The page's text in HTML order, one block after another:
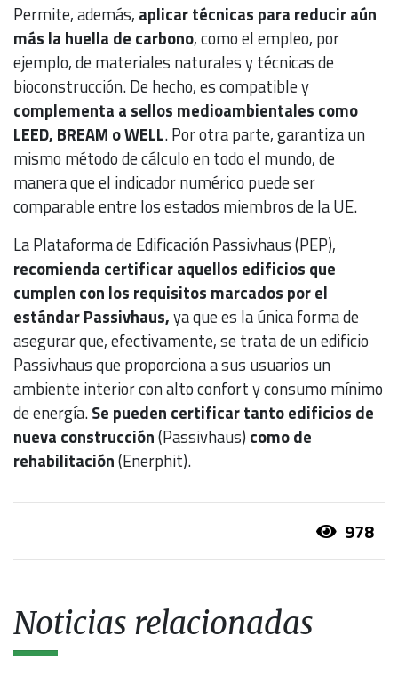
Permite, además, aplicar técnicas para reducir aún
más la huella de carbono, como el empleo, por
ejemplo, de materiales naturales y técnicas de
bioconstrucción. De hecho, es compatible y
complementa a sellos medioambientales como
LEED, BREAM o WELL. Por otra parte, garantiza un
mismo método de cálculo en todo el mundo, de
manera que el indicador numérico puede ser
comparable entre los estados miembros de la UE.
La Plataforma de Edificación Passivhaus (PEP),
recomienda certificar aquellos edificios que
cumplen con los requisitos marcados por el
estándar Passivhaus,ya que es la única forma de
asegurar que, efectivamente, se trata de un edificio
Passivhaus que proporciona a sus usuarios un
ambiente interior con alto confort y consumo mínimo
de energía.Se pueden certificar tanto edificios de
nueva construcción(Passivhaus) como de
rehabilitación(Enerphit).
978
Noticias relacionadas